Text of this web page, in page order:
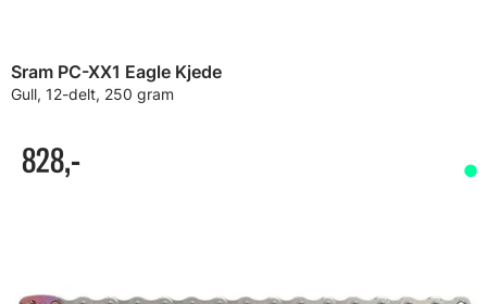
Sram PC-XX1 Eagle Kjede
Gull, 12-delt, 250 gram
828,-